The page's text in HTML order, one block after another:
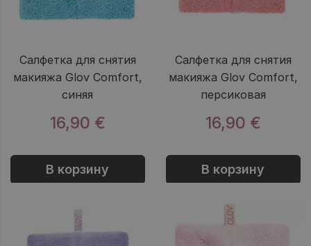
Салфетка для снятия
макияжа Glov Comfort,
синяя
16,90 €
В корзину
Салфетка для снятия
макияжа Glov Comfort,
персиковая
16,90 €
В корзину